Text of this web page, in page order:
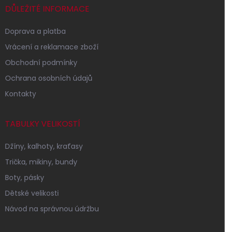
DŮLEŽITÉ INFORMACE
Doprava a platba
Vrácení a reklamace zboží
Obchodní podmínky
Ochrana osobních údajů
Kontakty
TABULKY VELIKOSTÍ
Džíny, kalhoty, kraťasy
Trička, mikiny, bundy
Boty, pásky
Dětské velikosti
Návod na správnou údržbu